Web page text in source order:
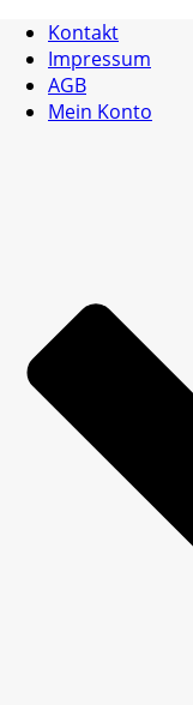
Kontakt
Impressum
AGB
Mein Konto